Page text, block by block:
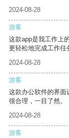
2024-08-28
游客
这款app是我工作上
更轻松地完成工作任
2024-08-28
游客
这款办公软件的界面
很合理，一目了然。
2024-08-28
游客